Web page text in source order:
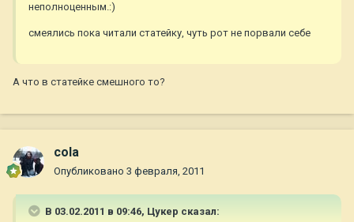
неполноценным.:)
смеялись пока читали статейку, чуть рот не порвали себе
А что в статейке смешного то?
cola
Опубликовано 3 февраля, 2011
В 03.02.2011 в 09:46, Цукер сказал: